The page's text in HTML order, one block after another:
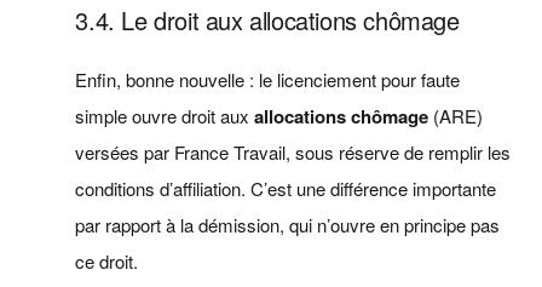
3.4. Le droit aux allocations chômage
Enfin, bonne nouvelle : le licenciement pour faute
simple ouvre droit auxallocations chômage (ARE)
versées par France Travail, sous réserve de remplir les
conditions d’affiliation. C’est une différence importante
par rapport à la démission, qui n’ouvre en principe pas
ce droit.